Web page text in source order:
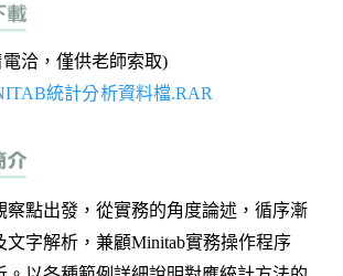
洽，僅供老師索取)
統計分析資料檔.RAR